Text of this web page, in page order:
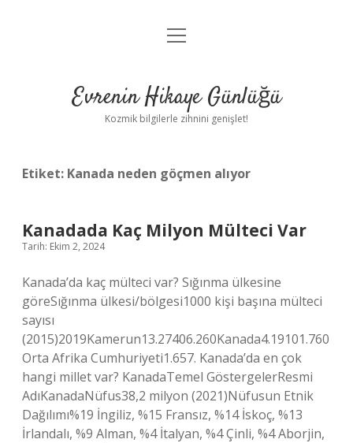
Anasayfa
Yasal Uyarı
menüyü
Evrenin Hikaye Günlüğü
Kozmik bilgilerle zihnini genişlet!
Etiket: Kanada neden göçmen alıyor
Kanadada Kaç Milyon Mülteci Var
Tarih: Ekim 2, 2024
Kanada’da kaç mülteci var? Sığınma ülkesine
göreSığınma ülkesi/bölgesi1000 kişi başına mülteci
sayısı
(2015)2019Kamerun13.27406.260Kanada4.19101.760
Orta Afrika Cumhuriyeti1.657. Kanada’da en çok
hangi millet var? KanadaTemel GöstergelerResmi
AdıKanadaNüfus38,2 milyon (2021)Nüfusun Etnik
Dağılımı%19 İngiliz, %15 Fransız, %14 İskoç, %13
İrlandalı, %9 Alman, %4 İtalyan, %4 Çinli, %4 Aborjin,